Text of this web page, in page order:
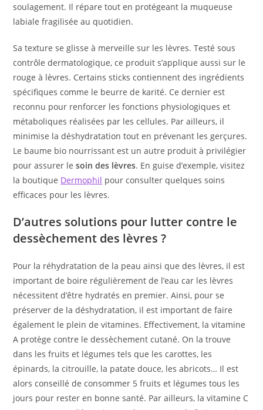
soulagement. Il répare tout en protégeant la muqueuse
labiale fragilisée au quotidien.
Sa texture se glisse à merveille sur les lèvres. Testé sous
contrôle dermatologique, ce produit s’applique aussi sur le
rouge à lèvres. Certains sticks contiennent des ingrédients
spécifiques comme le beurre de karité. Ce dernier est
reconnu pour renforcer les fonctions physiologiques et
métaboliques réalisées par les cellules. Par ailleurs, il
minimise la déshydratation tout en prévenant les gerçures.
Le baume bio nourrissant est un autre produit à privilégier
pour assurer lesoin des lèvres. En guise d’exemple, visitez
la boutique Dermophil pour consulter quelques soins
efficaces pour les lèvres.
D’autres solutions pour lutter contre le
dessèchement des lèvres ?
Pour la réhydratation de la peau ainsi que des lèvres, il est
important de boire régulièrement de l’eau car les lèvres
nécessitent d’être hydratés en premier. Ainsi, pour se
préserver de la déshydratation, il est important de faire
également le plein de vitamines. Effectivement, la vitamine
A protège contre le dessèchement cutané. On la trouve
dans les fruits et légumes tels que les carottes, les
épinards, la citrouille, la patate douce, les abricots… Il est
alors conseillé de consommer 5 fruits et légumes tous les
jours pour rester en bonne santé. Par ailleurs, la vitamine C